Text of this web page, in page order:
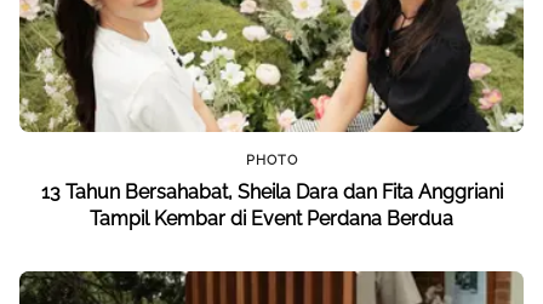
PHOTO
13 Tahun Bersahabat, Sheila Dara dan Fita Anggriani
Tampil Kembar di Event Perdana Berdua